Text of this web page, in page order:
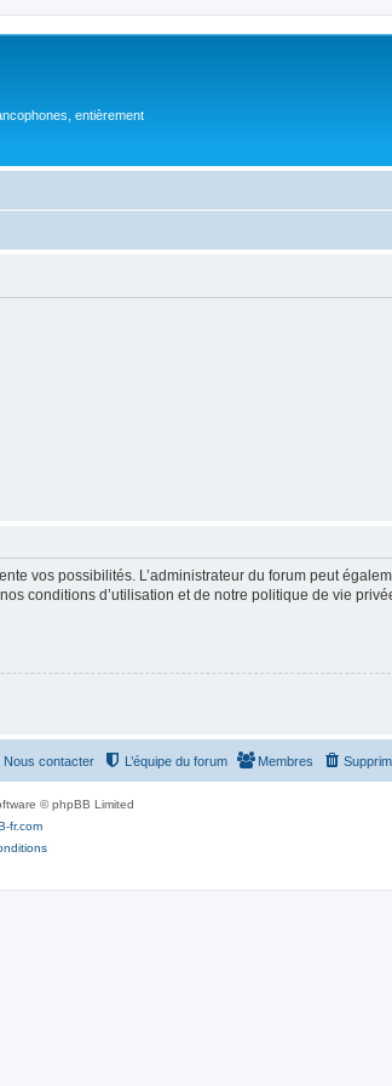
entièrement
vos possibilités. L’administrateur du forum peut
conditions d’utilisation et de notre politique de vie
Membres
L’équipe du forum
Nous contacter
© phpBB Limited
fr.com